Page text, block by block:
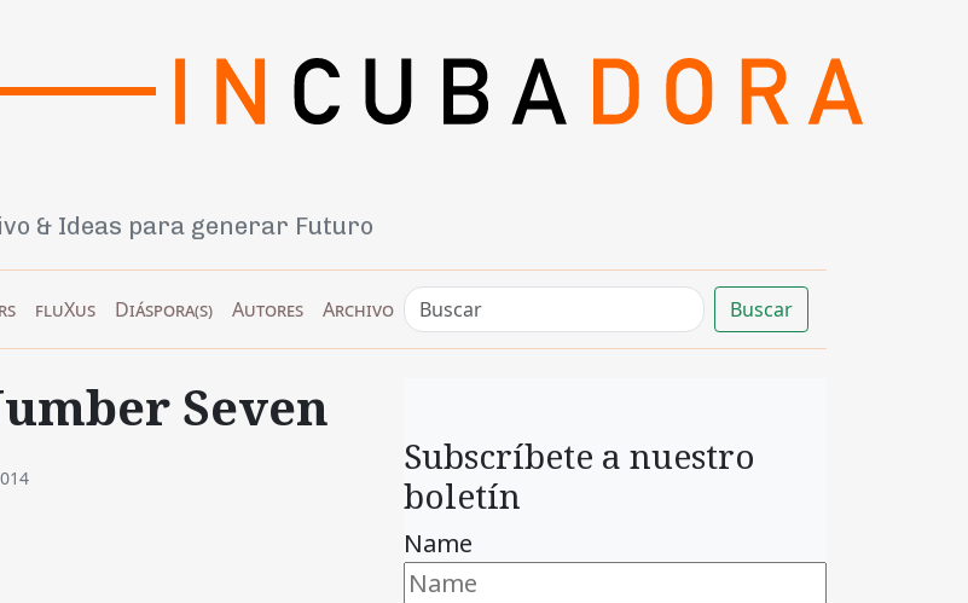
& Ideas para generar Futuro
fluXus Diáspora(s) Autores Archivo Buscar
Seven
Subscríbete a nuestro
boletín
Name